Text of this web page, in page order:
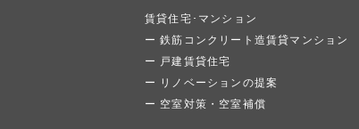
賃貸住宅･マンション
鉄筋コンクリート造賃貸マンション
戸建賃貸住宅
リノベーションの提案
空室対策・空室補償